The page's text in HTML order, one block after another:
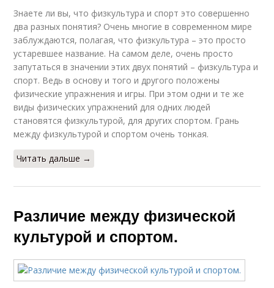
Знаете ли вы, что физкультура и спорт это совершенно
два разных понятия? Очень многие в современном мире
заблуждаются, полагая, что физкультура – это просто
устаревшее название. На самом деле, очень просто
запутаться в значении этих двух понятий – физкультура и
спорт. Ведь в основу и того и другого положены
физические упражнения и игры. При этом одни и те же
виды физических упражнений для одних людей
становятся физкультурой, для других спортом. Грань
между физкультурой и спортом очень тонкая.
Читать дальше →
Различие между физической
культурой и спортом.